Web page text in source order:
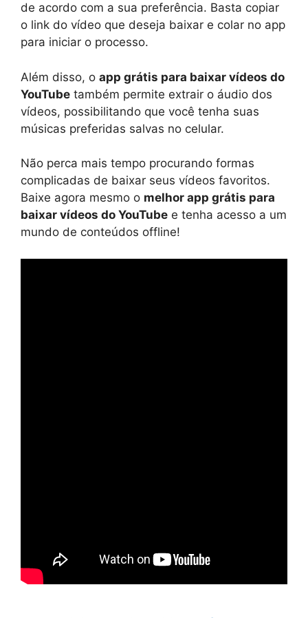
de acordo com a sua preferência. Basta copiar
o link do vídeo que deseja baixar e colar no app
para iniciar o processo.
Além disso, o app grátis para baixar vídeos do
YouTube também permite extrair o áudio dos
vídeos, possibilitando que você tenha suas
músicas preferidas salvas no celular.
Não perca mais tempo procurando formas
complicadas de baixar seus vídeos favoritos.
Baixe agora mesmo o melhor app grátis para
baixar vídeos do YouTube e tenha acesso a um
mundo de conteúdos offline!